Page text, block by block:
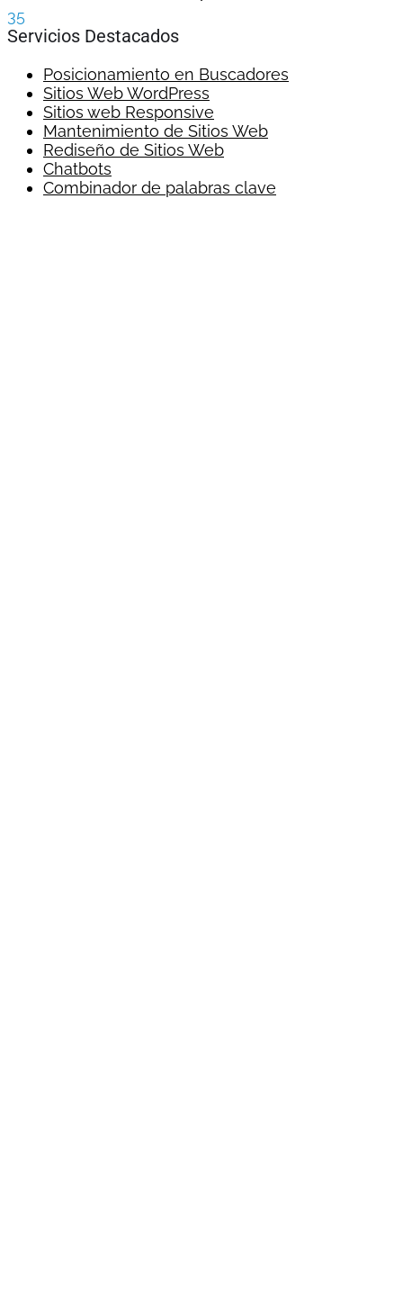
35
Servicios Destacados
Posicionamiento en Buscadores
Sitios Web WordPress
Sitios web Responsive
Mantenimiento de Sitios Web
Rediseño de Sitios Web
Chatbots
Combinador de palabras clave